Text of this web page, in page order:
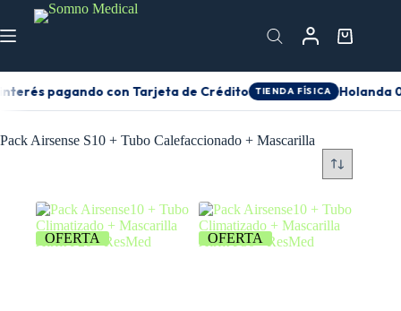
pagando con Tarjeta de Crédito TIENDA FÍSICA Holanda
Pack Airsense S10 + Tubo Calefaccionado + Mascarilla
OFERTA OFERTA